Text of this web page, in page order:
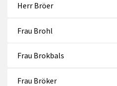
Herr Bröer
Frau Brohl
Frau Brokbals
Frau Bröker